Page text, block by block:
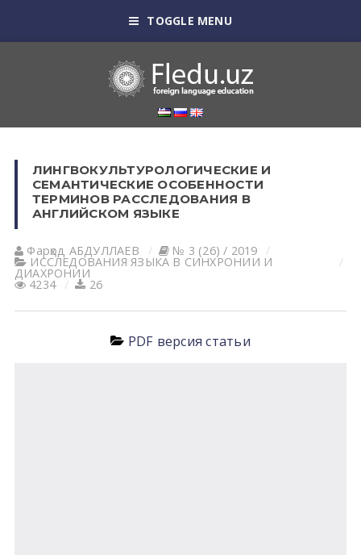
TOGGLE MENU
ЛИНГВОКУЛЬТУРОЛОГИЧЕСКИЕ И
СЕМАНТИЧЕСКИЕ ОСОБЕННОСТИ
ТЕРМИНОВ РАССЛЕДОВАНИЯ В
АНГЛИЙСКОМ ЯЗЫКЕ
Фарҳод АБДУЛЛАЕВ № 3 (26) / 2019
ИССЛЕДОВАНИЯ ЯЗЫКА В СИНХРОНИИ И
ДИАХРОНИИ
4234 26
PDF версия статьи